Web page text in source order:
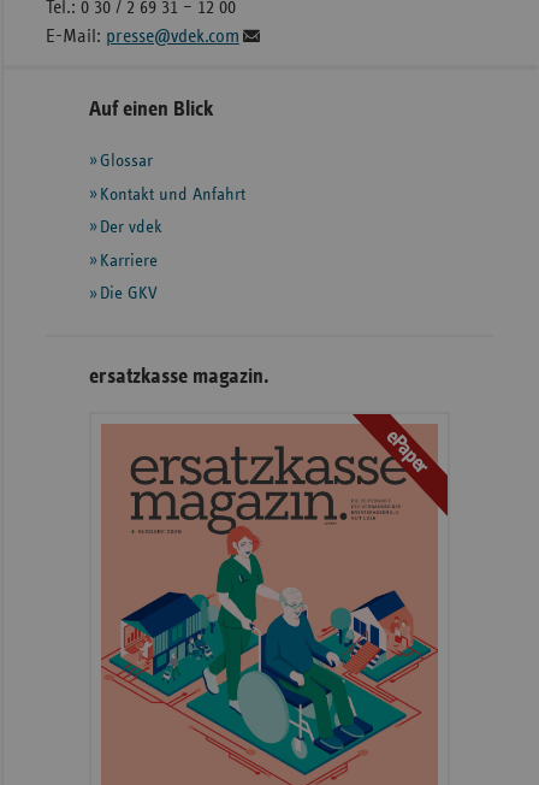
Tel.: 0 30 / 2 69 31 – 12 00
E-Mail: presse@vdek.com
Seitennavigation
Seitenleiste
weiteren
Informationen
Auf einen Blick
Glossar
Kontakt und Anfahrt
Der vdek
Karriere
Die GKV
ersatzkasse magazin.
ePaper